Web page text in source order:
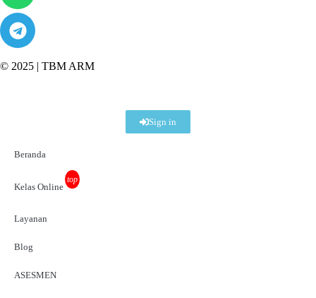
© 2025 | TBM ARM
Sign in
Beranda
Kelas Online top
Layanan
Blog
ASESMEN